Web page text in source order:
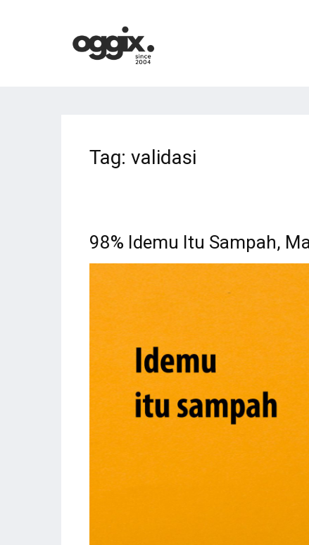
Tag: validasi
98% Idemu Itu Sampah,